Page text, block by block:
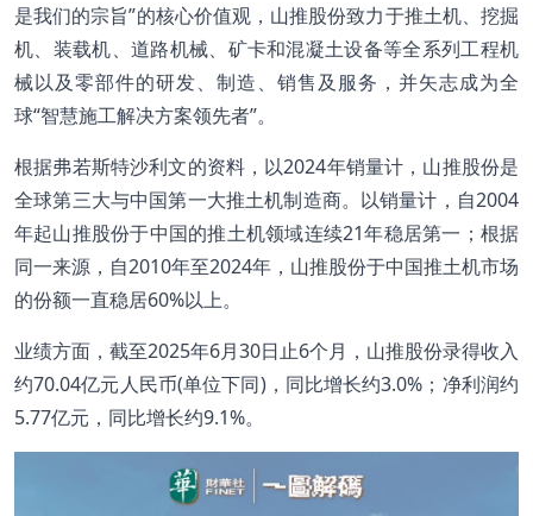
是我们的宗旨”的核心价值观，山推股份致力于推土机、挖掘
机、装载机、道路机械、矿卡和混凝土设备等全系列工程机
械以及零部件的研发、制造、销售及服务，并矢志成为全
球“智慧施工解决方案领先者”。
根据弗若斯特沙利文的资料，以2024年销量计，山推股份是
全球第三大与中国第一大推土机制造商。以销量计，自2004
年起山推股份于中国的推土机领域连续21年稳居第一；根据
同一来源，自2010年至2024年，山推股份于中国推土机市场
的份额一直稳居60%以上。
业绩方面，截至2025年6月30日止6个月，山推股份录得收入
约70.04亿元人民币(单位下同)，同比增长约3.0%；净利润约
5.77亿元，同比增长约9.1%。